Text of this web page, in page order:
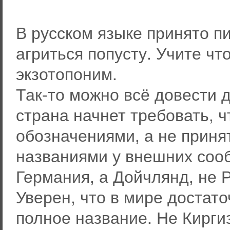
В русском языке принято
агриться попусту. Учите
экзотопоним.
Так-то можно всё довести
страна начнет
обозначениями, а не
названиями у внешних
Германия, а Дойчлянд, не
Уверен, что в мире
полное название. Не